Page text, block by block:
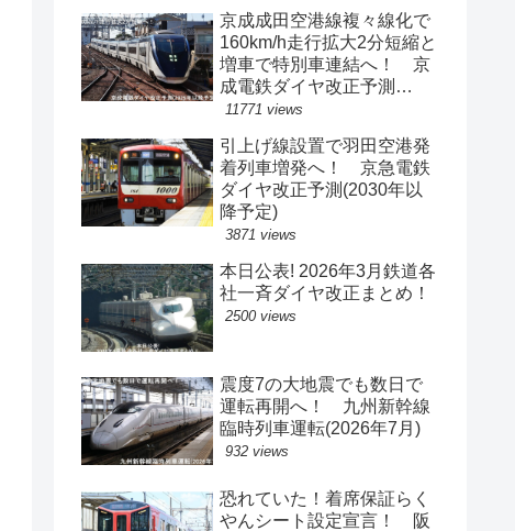
京成成田空港線複々線化で
160km/h走行拡大2分短縮と
増車で特別車連結へ！ 京
成電鉄ダイヤ改正予測
(2029年以降予定)
11771 views
引上げ線設置で羽田空港発
着列車増発へ！ 京急電鉄
ダイヤ改正予測(2030年以
降予定)
3871 views
本日公表! 2026年3月鉄道各
社一斉ダイヤ改正まとめ！
2500 views
震度7の大地震でも数日で
運転再開へ！ 九州新幹線
臨時列車運転(2026年7月)
932 views
恐れていた！着席保証らく
やんシート設定宣言！ 阪